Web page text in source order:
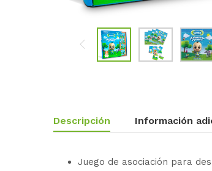
Descripción Información
Juego de asociación para